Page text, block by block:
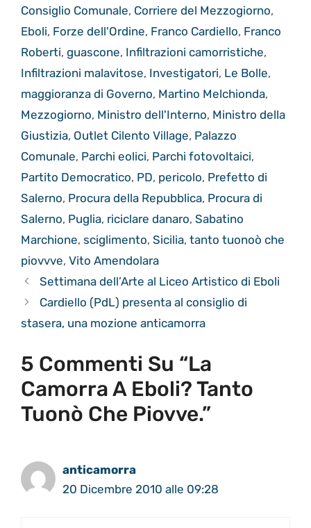
Consiglio Comunale, Corriere del Mezzogiorno,
Eboli, Forze dell'Ordine, Franco Cardiello, Franco
Roberti, guascone, Infiltrazioni camorristiche,
Infiltrazioni malavitose, Investigatori, Le Bolle,
maggioranza di Governo, Martino Melchionda,
Mezzogiorno, Ministro dell'Interno, Ministro della
Giustizia, Outlet Cilento Village, Palazzo
Comunale, Parchi eolici, Parchi fotovoltaici,
Partito Democratico, PD, pericolo, Prefetto di
Salerno, Procura della Repubblica, Procura di
Salerno, Puglia, riciclare danaro, Sabatino
Marchione, sciglimento, Sicilia, tanto tuonoò che
piovvve, Vito Amendolara
Settimana dell’Arte al Liceo Artistico di Eboli
Cardiello (PdL) presenta al consiglio di
stasera, una mozione anticamorra
5 Commenti Su “La
Camorra A Eboli? Tanto
Tuonò Che Piovve.”
anticamorra
20 Dicembre 2010 alle 09:28